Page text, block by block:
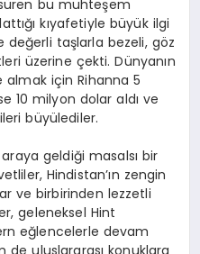
bu muhteşem
kıyafetiyle büyük ilgi
değerli taşlarla bezeli, göz
üzerine çekti. Dünyanın
almak için Rihanna 5
10 milyon dolar aldı ve
büyülediler.
geldiği masalsı bir
Hindistan’ın zengin
ve birbirinden lezzetli
geleneksel Hint
eğlencelerle devam
uluslararası konuklara